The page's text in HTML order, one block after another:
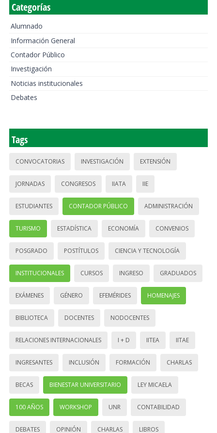
Categorías
Alumnado
Información General
Contador Público
Investigación
Noticias institucionales
Debates
Tags
CONVOCATORIAS INVESTIGACIÓN EXTENSIÓN
JORNADAS CONGRESOS IIATA IIE
ESTUDIANTES CONTADOR PÚBLICO ADMINISTRACIÓN
TURISMO ESTADÍSTICA ECONOMÍA CONVENIOS
POSGRADO POSTÍTULOS CIENCIA Y TECNOLOGÍA
INSTITUCIONALES CURSOS INGRESO GRADUADOS
EXÁMENES GÉNERO EFEMÉRIDES HOMENAJES
BIBLIOTECA DOCENTES NODOCENTES
RELACIONES INTERNACIONALES I + D IITEA IITAE
INGRESANTES INCLUSIÓN FORMACIÓN CHARLAS
BECAS BIENESTAR UNIVERSITARIO LEY MICAELA
100 AÑOS WORKSHOP UNR CONTABILIDAD
DEBATES OPINIÓN CHARLAS LIBROS